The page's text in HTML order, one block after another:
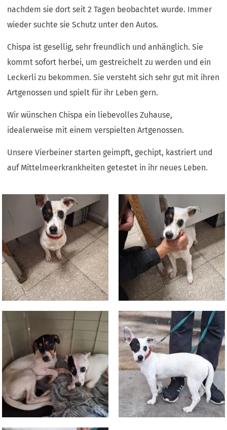
nachdem sie dort seit 2 Tagen beobachtet wurde. Immer
wieder suchte sie Schutz unter den Autos.
Chispa ist gesellig, sehr freundlich und anhänglich. Sie
kommt sofort herbei, um gestreichelt zu werden und ein
Leckerli zu bekommen. Sie versteht sich sehr gut mit ihren
Artgenossen und spielt für ihr Leben gern.
Wir wünschen Chispa ein liebevolles Zuhause,
idealerweise mit einem verspielten Artgenossen.
Unsere Vierbeiner starten geimpft, gechipt, kastriert und
auf Mittelmeerkrankheiten getestet in ihr neues Leben.